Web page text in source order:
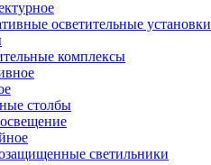
осветительные установки
комплексы
столбы
светильники